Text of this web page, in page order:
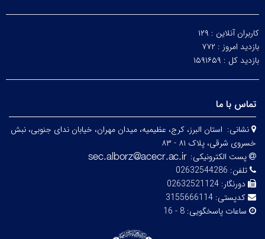
کاربران آنلاین : ۱۲۹
بازدید امروز : ۷۷۲
بازدید کل : ۱۵۹۱۶۵۹
تماس با ما
نشانی: استان البرز، کرج، عظیمیه، میدان مهران، خیابان ندای جنوبی، نبش
خسروی شرقی، پلاک ۸۱ - ۸۳
پست الکترونیکی:
تلفن: 02632544286
دورنگار: 02632521124
کدپستی: 3155666114
ساعات پاسخگویی: 8 - 16